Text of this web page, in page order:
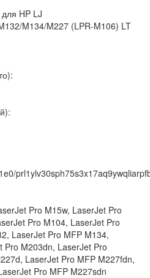
HP LJ
M134/M227 (LPR-M106) LT
Pro M15w, LaserJet Pro
Pro M104, LaserJet Pro
LaserJet Pro MFP M134,
Pro M203dn, LaserJet Pro
LaserJet Pro MFP M227fdn,
Pro MFP M227sdn